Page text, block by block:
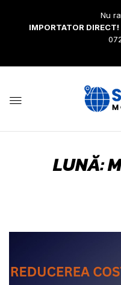
Nu
IMPORTATOR DIRECT!
LUNĂ: